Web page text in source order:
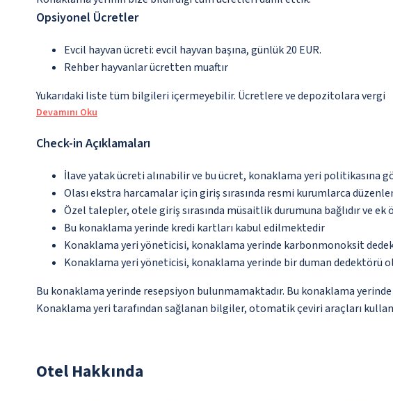
Opsiyonel Ücretler
Evcil hayvan ücreti: evcil hayvan başına, günlük 20 EUR.
Rehber hayvanlar ücretten muaftır
Yukarıdaki liste tüm bilgileri içermeyebilir. Ücretlere ve depozitolara vergi
Devamını Oku
Check-in Açıklamaları
İlave yatak ücreti alınabilir ve bu ücret, konaklama yeri politikasına
Olası ekstra harcamalar için giriş sırasında resmi kurumlarca
Özel talepler, otele giriş sırasında müsaitlik durumuna bağlıdır ve
Bu konaklama yerinde kredi kartları kabul edilmektedir
Konaklama yeri yöneticisi, konaklama yerinde karbonmonoksit
Konaklama yeri yöneticisi, konaklama yerinde bir duman dedektörü
Bu konaklama yerinde resepsiyon bulunmamaktadır. Bu konaklama
Konaklama yeri tarafından sağlanan bilgiler, otomatik çeviri araçları
Otel Hakkında